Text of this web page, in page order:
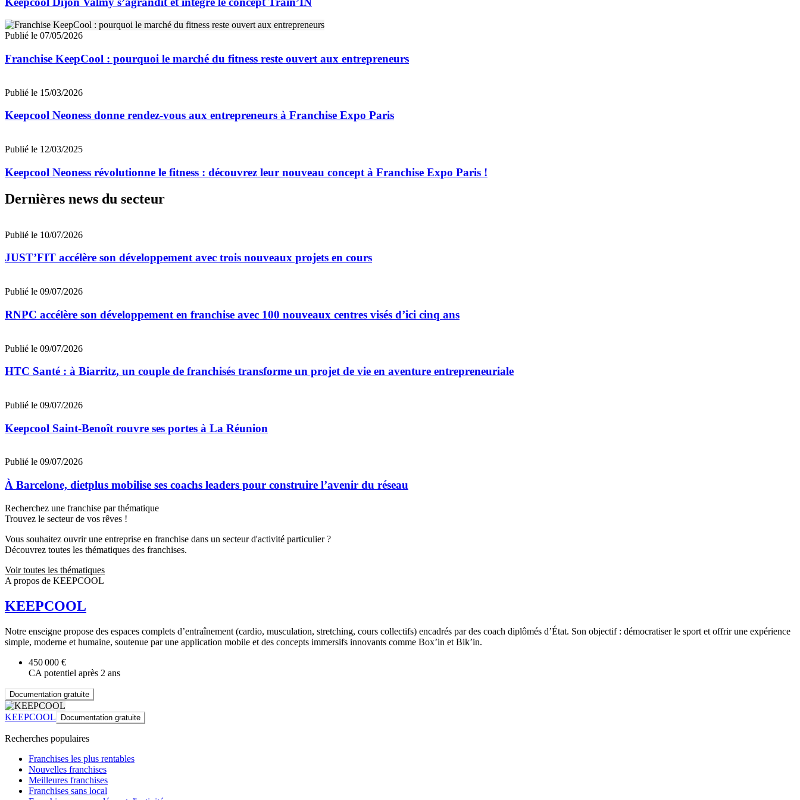
Publié le 07/05/2026
Franchise KeepCool : pourquoi le marché du fitness reste ouvert aux entrepreneurs
Publié le 15/03/2026
Keepcool Neoness donne rendez-vous aux entrepreneurs à Franchise Expo Paris
Publié le 12/03/2025
Keepcool Neoness révolutionne le fitness : découvrez leur nouveau concept à Franchise Expo Paris !
Dernières news du secteur
Publié le 10/07/2026
JUST’FIT accélère son développement avec trois nouveaux projets en cours
Publié le 09/07/2026
RNPC accélère son développement en franchise avec 100 nouveaux centres visés d’ici cinq ans
Publié le 09/07/2026
HTC Santé : à Biarritz, un couple de franchisés transforme un projet de vie en aventure entrepreneuriale
Publié le 09/07/2026
Keepcool Saint-Benoît rouvre ses portes à La Réunion
Publié le 09/07/2026
À Barcelone, dietplus mobilise ses coachs leaders pour construire l’avenir du réseau
Recherchez une franchise par thématique
Trouvez le secteur de vos rêves !
Vous souhaitez ouvrir une entreprise en franchise dans un secteur d'activité particulier ?
Découvrez toutes les thématiques des franchises.
Voir toutes les thématiques
A propos de KEEPCOOL
KEEPCOOL
Notre enseigne propose des espaces complets d’entraînement (cardio, musculation, stretching, cours collectifs) encadrés par des coach diplômés d’État. Son objectif : démocratiser le sport et offrir une expérience
simple, moderne et humaine, soutenue par une application mobile et des concepts immersifs innovants comme Box’in et Bik’in.
450 000 €
CA potentiel après 2 ans
Documentation gratuite
KEEPCOOL Documentation gratuite
Recherches populaires
Franchises les plus rentables
Nouvelles franchises
Meilleures franchises
Franchises sans local